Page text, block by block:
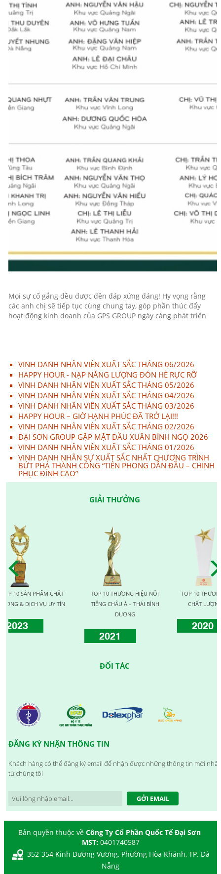
Mọi sự cố gắng đều được đền đáp xứng đáng! Hy vọng rằng
các anh chị sẽ tiếp tục cùng chung tay, góp phần thúc đẩy
hoạt động kinh doanh của GPS GROUP ngày càng phát triển
VINH DANH NHÂN VIÊN XUẤT SẮC THÁNG 06/2026
HAPPY HOUR - NẠP NĂNG LƯỢNG ĐÓN HÈ RỰC RỠ
VINH DANH NHÂN VIÊN XUẤT SẮC THÁNG 05/2026
VINH DANH NHÂN VIÊN XUẤT SẮC THÁNG 04/2026
VINH DANH NHÂN VIÊN XUẤT SẮC THÁNG 03/2026
HAPPY HOUR – GIỜ HẠNH PHÚC ĐÃ TRỞ LẠI!!!
VINH DANH NHÂN VIÊN XUẤT SẮC THÁNG 02/2026
ĐẠI SƠN GROUP GẶP MẶT ĐẦU XUÂN BÍNH NGỌ 2026
VINH DANH NHÂN VIÊN XUẤT SẮC THÁNG 01/2026
VINH DANH NHÂN SỰ XUẤT SẮC NHẤT CHƯƠNG TRÌNH
BỨT PHÁ THÀNH CÔNG “TIÊN PHONG DẪN ĐẦU – CHINH
PHỤC ĐỈNH CAO”
GIẢI THƯỞNG
PHẨM CHẤT
VỤ UY TÍN
TOP 10 THƯƠNG HIỆU NỔI
TIẾNG CHÂU Á – THÁI BÌNH
TOP 10 THƯƠNG HIỆU
CHẤT LƯỢNG QUỐC
ĐỐI TÁC
ĐĂNG KÝ NHẬN THÔNG TIN
Khách hàng có thể đăng ký email để nhận được những thông tin mới nhất
từ chúng tôi
GỞI EMAIL
Bản quyền thuộc về Công Ty Cổ Phần Quốc Tế Đại Sơn
MST: 0401740587
352-354 Kinh Dương Vương, Phường Hòa Khánh, TP. Đà
Nẵng